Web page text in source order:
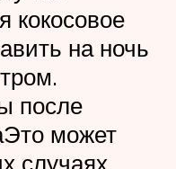
кокосовое
на ночь
после
может
случаях.